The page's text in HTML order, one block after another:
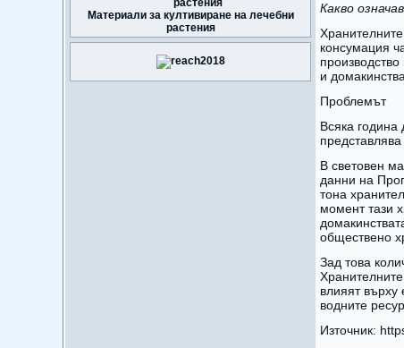
Материали за култивиране на лечебни
растения
Какво
консумация
и домакинства.
Проблемът
Всяка
В световен
данни на
тона
момент тази
обществено
Зад това
влияят върху
водните
Източник: